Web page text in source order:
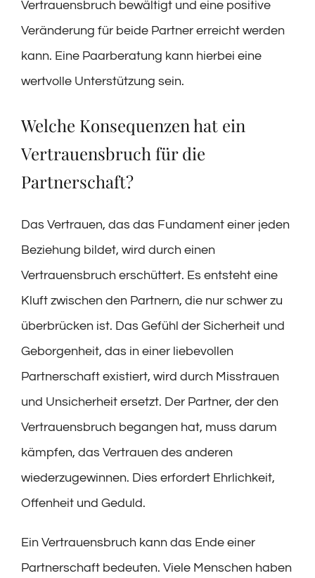
Vertrauensbruch bewältigt und eine positive
Veränderung für beide Partner erreicht werden
kann. Eine Paarberatung kann hierbei eine
wertvolle Unterstützung sein.
Welche Konsequenzen hat ein
Vertrauensbruch für die
Partnerschaft?
Das Vertrauen, das das Fundament einer jeden
Beziehung bildet, wird durch einen
Vertrauensbruch erschüttert. Es entsteht eine
Kluft zwischen den Partnern, die nur schwer zu
überbrücken ist. Das Gefühl der Sicherheit und
Geborgenheit, das in einer liebevollen
Partnerschaft existiert, wird durch Misstrauen
und Unsicherheit ersetzt. Der Partner, der den
Vertrauensbruch begangen hat, muss darum
kämpfen, das Vertrauen des anderen
wiederzugewinnen. Dies erfordert Ehrlichkeit,
Offenheit und Geduld.
Ein Vertrauensbruch kann das Ende einer
Partnerschaft bedeuten. Viele Menschen haben